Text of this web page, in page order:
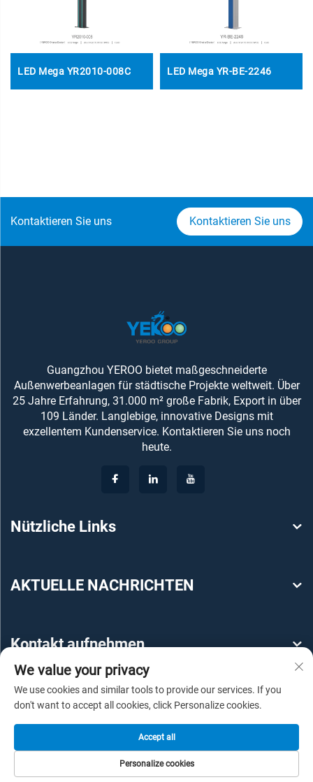
LED Mega YR2010-008C LED Mega YR-BE-2246
Kontaktieren Sie uns Kontaktieren Sie uns
Guangzhou YEROO bietet maßgeschneiderte
Außenwerbeanlagen für städtische Projekte weltweit. Über
25 Jahre Erfahrung, 31.000 m² große Fabrik, Export in über
109 Länder. Langlebige, innovative Designs mit
exzellentem Kundenservice. Kontaktieren Sie uns noch
heute.
Nützliche Links
AKTUELLE NACHRICHTEN
Kontakt aufnehmen
Copyright © 2025 by Guangzhou YEROO Steel Structure
Engineering Co., Ltd -Datenschutzrichtlinie
We value your privacy
We use cookies and similar tools to provide our services. If you
don't want to accept all cookies, click Personalize cookies.
Personalize cookies
Accept all